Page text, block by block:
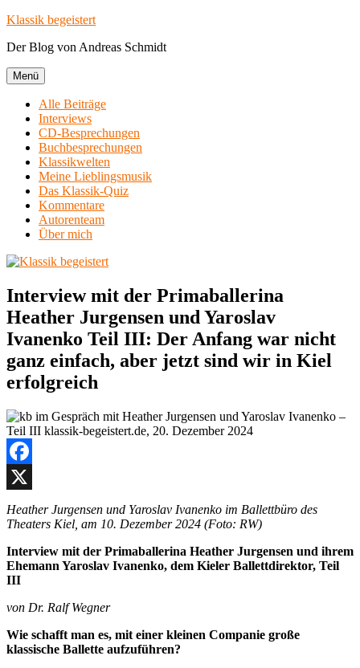
Zum
springen
Klassik begeistert
Der Blog von Andreas Schmidt
Menü
Alle Beiträge
Interviews
CD-Besprechungen
Buchbesprechungen
Klassikwelten
Meine Lieblingsmusik
Das Klassik-Quiz
Kommentare
Autorenteam
Über mich
Interview mit der Primaballerina
Heather Jurgensen und Yaroslav
Ivanenko Teil III: Der Anfang war nicht
ganz einfach, aber jetzt sind wir in Kiel
erfolgreich
Facebook
X
Heather Jurgensen und Yaroslav Ivanenko im Ballettbüro des
Theaters Kiel, am 10. Dezember 2024 (Foto: RW)
Interview mit der Primaballerina Heather Jurgensen und ihrem
Ehemann Yaroslav Ivanenko, dem Kieler Ballettdirektor, Teil
III
von Dr. Ralf Wegner
Wie schafft man es, mit einer kleinen Companie große
klassische Ballette aufzuführen?